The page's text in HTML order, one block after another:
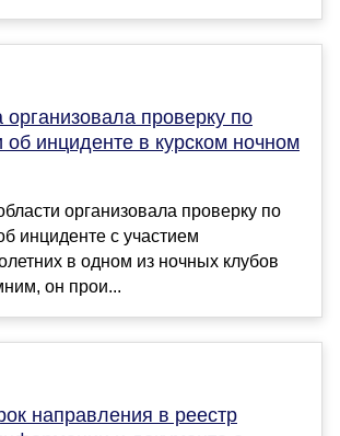
организовала проверку по
инциденте в курском ночном
организовала проверку по
инциденте с участием
в одном из ночных клубов
он прои...
направления в реестр